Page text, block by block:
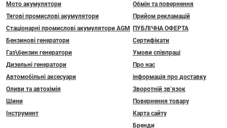
Мото акумулятори
Тягові промислові акумулятори
Стаціонарні промислові акумулятори АGM
Бензинові генератори
Газ\бензин генератори
Дизельні генератори
Автомобільні аксесуари
Оливи та автохімія
Шини
Інструмент
Обмін та повернення
Прийом рекламацій
ПУБЛІЧНА ОФЕРТА
Сертифікати
Умови співпраці
Про нас
інформація про доставку
Зворотній зв’язок
Повернення товару
Карта сайту
Бренди